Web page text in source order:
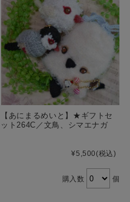
【あにまるめいと】★ギフトセ
ット264C／文鳥、シマエナガ
¥5,500(税込)
購入数 個